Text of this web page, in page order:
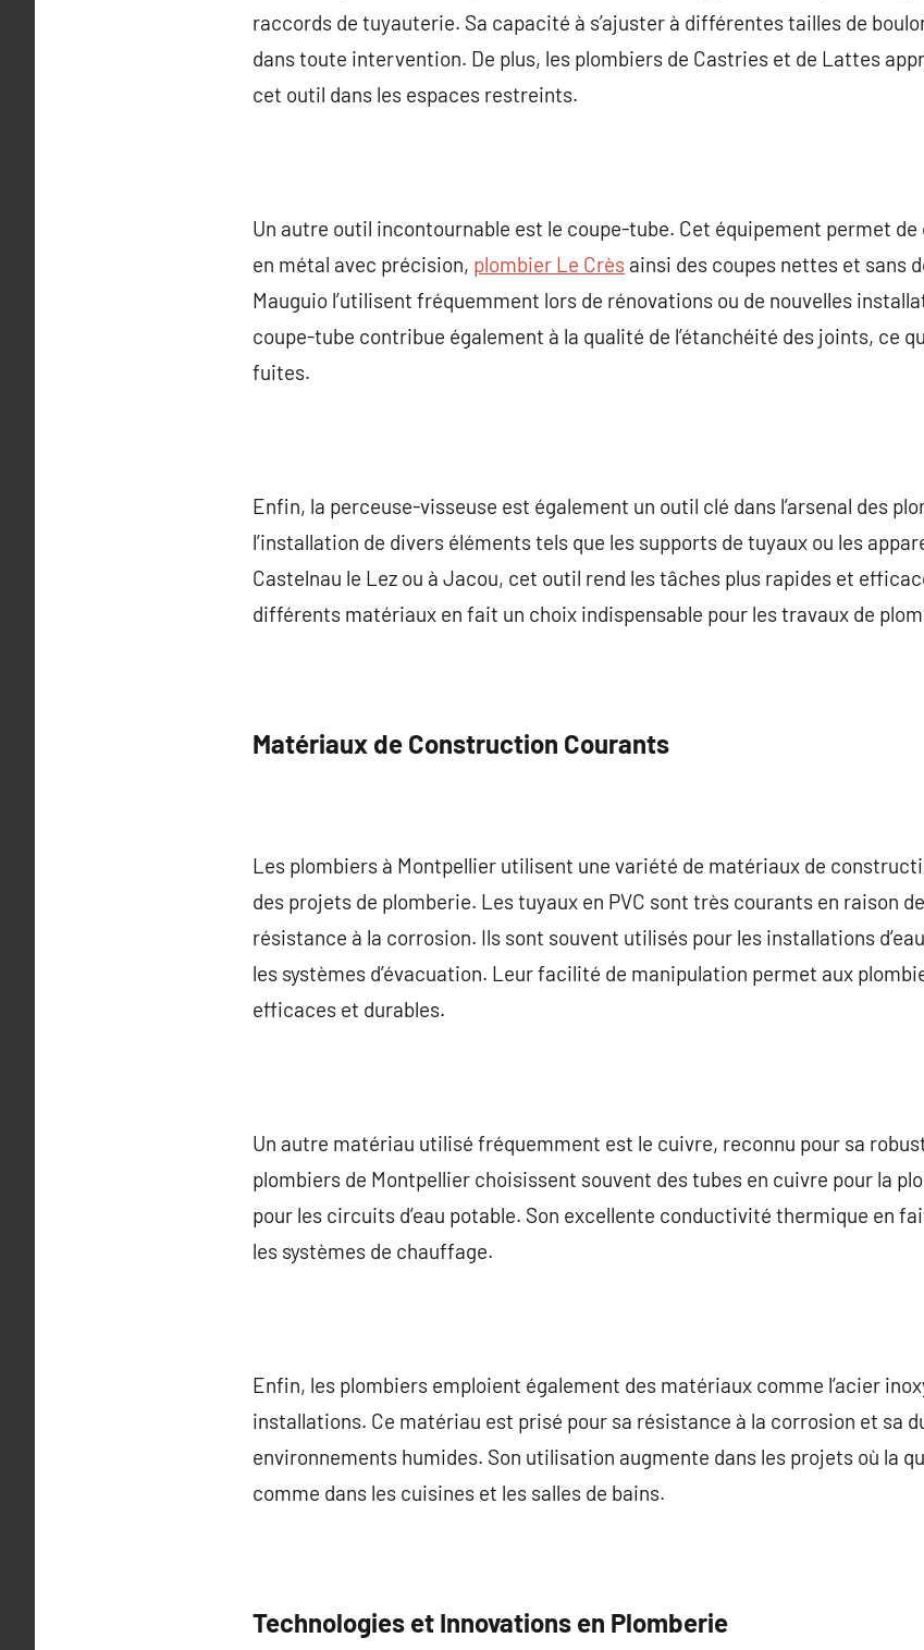
raccords de tuyauterie. Sa capacité à s’ajuster à différentes tailles de
dans toute intervention. De plus, les plombiers de Castries et de Lattes
cet outil dans les espaces restreints.
Un autre outil incontournable est le coupe-tube. Cet équipement permet de
en métal avec précision, plombier Le Crès ainsi des coupes nettes et sans
Mauguio l’utilisent fréquemment lors de rénovations ou de nouvelles
coupe-tube contribue également à la qualité de l’étanchéité des joints, ce
fuites.
Enfin, la perceuse-visseuse est également un outil clé dans l’arsenal des
l’installation de divers éléments tels que les supports de tuyaux ou les
Castelnau le Lez ou à Jacou, cet outil rend les tâches plus rapides et
différents matériaux en fait un choix indispensable pour les travaux de
Matériaux de Construction Courants
Les plombiers à Montpellier utilisent une variété de matériaux de
des projets de plomberie. Les tuyaux en PVC sont très courants en raison
résistance à la corrosion. Ils sont souvent utilisés pour les installations
les systèmes d’évacuation. Leur facilité de manipulation permet aux
efficaces et durables.
Un autre matériau utilisé fréquemment est le cuivre, reconnu pour sa
plombiers de Montpellier choisissent souvent des tubes en cuivre pour la
pour les circuits d’eau potable. Son excellente conductivité thermique en
les systèmes de chauffage.
Enfin, les plombiers emploient également des matériaux comme l’acier
installations. Ce matériau est prisé pour sa résistance à la corrosion et sa
environnements humides. Son utilisation augmente dans les projets où la
comme dans les cuisines et les salles de bains.
Technologies et Innovations en Plomberie